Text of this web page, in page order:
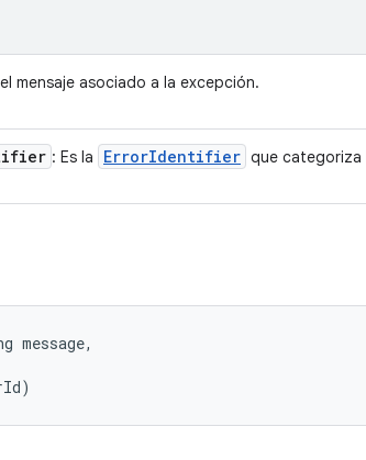
mensaje asociado a la excepción.
: Es la ErrorIdentifier que categoriza
message,